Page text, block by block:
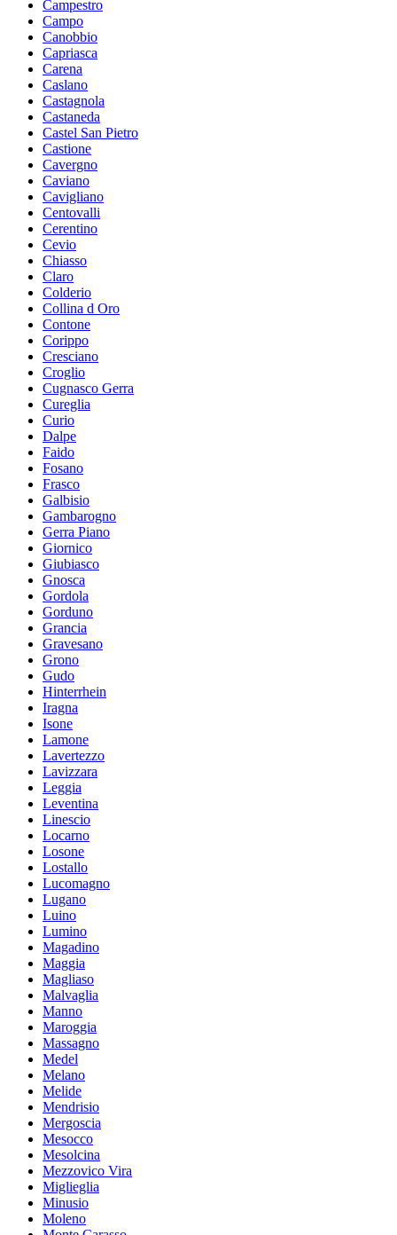
Campestro
Campo
Canobbio
Capriasca
Carena
Caslano
Castagnola
Castaneda
Castel San Pietro
Castione
Cavergno
Caviano
Cavigliano
Centovalli
Cerentino
Cevio
Chiasso
Claro
Colderio
Collina d Oro
Contone
Corippo
Cresciano
Croglio
Cugnasco Gerra
Cureglia
Curio
Dalpe
Faido
Fosano
Frasco
Galbisio
Gambarogno
Gerra Piano
Giornico
Giubiasco
Gnosca
Gordola
Gorduno
Grancia
Gravesano
Grono
Gudo
Hinterrhein
Iragna
Isone
Lamone
Lavertezzo
Lavizzara
Leggia
Leventina
Linescio
Locarno
Losone
Lostallo
Lucomagno
Lugano
Luino
Lumino
Magadino
Maggia
Magliaso
Malvaglia
Manno
Maroggia
Massagno
Medel
Melano
Melide
Mendrisio
Mergoscia
Mesocco
Mesolcina
Mezzovico Vira
Miglieglia
Minusio
Moleno